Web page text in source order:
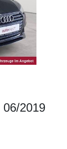
06/2019